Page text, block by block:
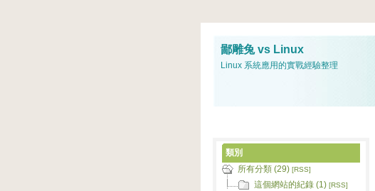
鄙雕兔 vs Linux
Linux 系統應用的實戰經驗整理
類別
所有分類 (29) [RSS]
這個網站的紀錄 (1) [RSS]